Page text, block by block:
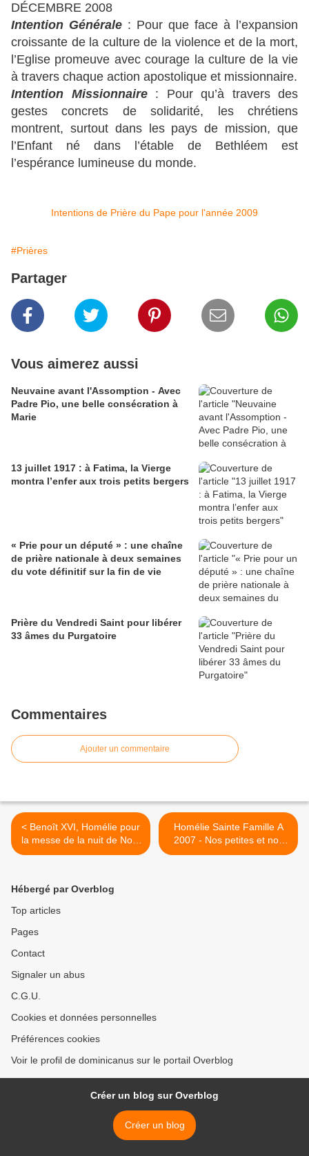
DÉCEMBRE 2008
Intention Générale : Pour que face à l’expansion
croissante de la culture de la violence et de la mort,
l’Eglise promeuve avec courage la culture de la vie
à travers chaque action apostolique et missionnaire.
Intention Missionnaire: Pour qu’à travers des
gestes concrets de solidarité, les chrétiens
montrent, surtout dans les pays de mission, que
l’Enfant né dans l’étable de Bethléem est
l’espérance lumineuse du monde.
Intentions de Prière du Pape pour l'année 2009
#Prières
Partager
Vous aimerez aussi
Neuvaine avant l'Assomption - Avec
Padre Pio, une belle consécration à
Marie
13 juillet 1917 : à Fatima, la Vierge
montra l’enfer aux trois petits bergers
« Prie pour un député » : une chaîne
de prière nationale à deux semaines
du vote définitif sur la fin de vie
Prière du Vendredi Saint pour libérer
33 âmes du Purgatoire
Commentaires
Ajouter un commentaire
< Benoît XVI, Homélie pour
la messe de la nuit de Noël
2007 (4)
Homélie Sainte Famille A
2007 - Nos petites et nos
grandes souffrances dans
Hébergé par Overblog
Top articles
Pages
Contact
Signaler un abus
C.G.U.
Cookies et données personnelles
Préférences cookies
Voir le profil de dominicanus sur le portail Overblog
Créer un blog sur Overblog
Créer un blog